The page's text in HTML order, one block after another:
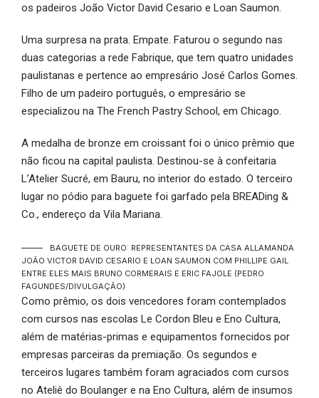
os padeiros João Victor David Cesario e Loan Saumon.
Uma surpresa na prata. Empate. Faturou o segundo nas
duas categorias a rede Fabrique, que tem quatro unidades
paulistanas e pertence ao empresário José Carlos Gomes.
Filho de um padeiro português, o empresário se
especializou na The French Pastry School, em Chicago.
A medalha de bronze em croissant foi o único prêmio que
não ficou na capital paulista. Destinou-se à confeitaria
L’Atelier Sucré, em Bauru, no interior do estado. O terceiro
lugar no pódio para baguete foi garfado pela BREADing &
Co., endereço da Vila Mariana.
BAGUETE DE OURO: REPRESENTANTES DA CASA ALLAMANDA
JOÃO VICTOR DAVID CESARIO E LOAN SAUMON COM PHILLIPE GAIL
ENTRE ELES MAIS BRUNO CORMERAIS E ERIC FAJOLE (PEDRO
FAGUNDES/DIVULGAÇÃO)
Como prêmio, os dois vencedores foram contemplados
com cursos nas escolas Le Cordon Bleu e Eno Cultura,
além de matérias-primas e equipamentos fornecidos por
empresas parceiras da premiação. Os segundos e
terceiros lugares também foram agraciados com cursos
no Ateliê do Boulanger e na Eno Cultura, além de insumos